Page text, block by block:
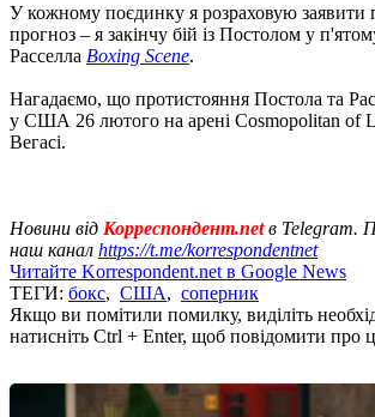
У кожному поєдинку я розраховую заявити
прогноз – я закінчу бій із Постолом у
Расселла Boxing Scene.
Нагадаємо, що протистояння Постола та
у США 26 лютого на арені Cosmopolitan of
Вегасі.
Новини від Корреспондент.netв Telegram.
наш канал https://t.me/korrespondentnet
Читайте Korrespondent.net в Google News
ТЕГИ: бокс, США, соперник
Якщо ви помітили помилку, виділіть
натисніть Ctrl + Enter, щоб повідомити про